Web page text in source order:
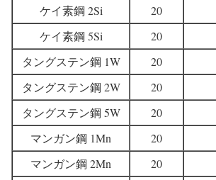
ケイ素鋼 2Si
20
ケイ素鋼 5Si
20
タングステン鋼 1W
20
タングステン鋼 2W
20
タングステン鋼 5W
20
マンガン鋼 1Mn
20
マンガン鋼 2Mn
20